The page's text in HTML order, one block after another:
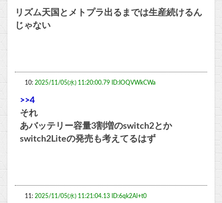
リズム天国とメトプラ出るまでは生産続けるん
じゃない
10: 2025/11/05(水) 11:20:00.79 ID:IOQVWkCWa
>>4
それ
あバッテリー容量3割増のswitch2とか
switch2Liteの発売も考えてるはず
11: 2025/11/05(水) 11:21:04.13 ID:6qk2Al+t0